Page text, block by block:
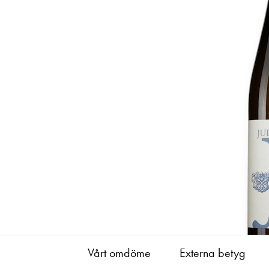
Vårt omdöme Externa betyg